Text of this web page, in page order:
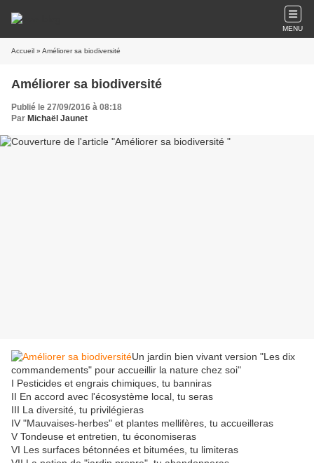
MENU
Accueil » Améliorer sa biodiversité
Améliorer sa biodiversité
Publié le 27/09/2016 à 08:18
Par Michaël Jaunet
Un jardin bien vivant version "Les dix
commandements" pour accueillir la nature chez soi"
I Pesticides et engrais chimiques, tu banniras
II En accord avec l'écosystème local, tu seras
III La diversité, tu privilégieras
IV "Mauvaises-herbes" et plantes mellifères, tu accueilleras
V Tondeuse et entretien, tu économiseras
VI Les surfaces bétonnées et bitumées, tu limiteras